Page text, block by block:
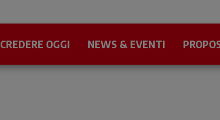
CREDERE OGGI NEWS & EVENTI